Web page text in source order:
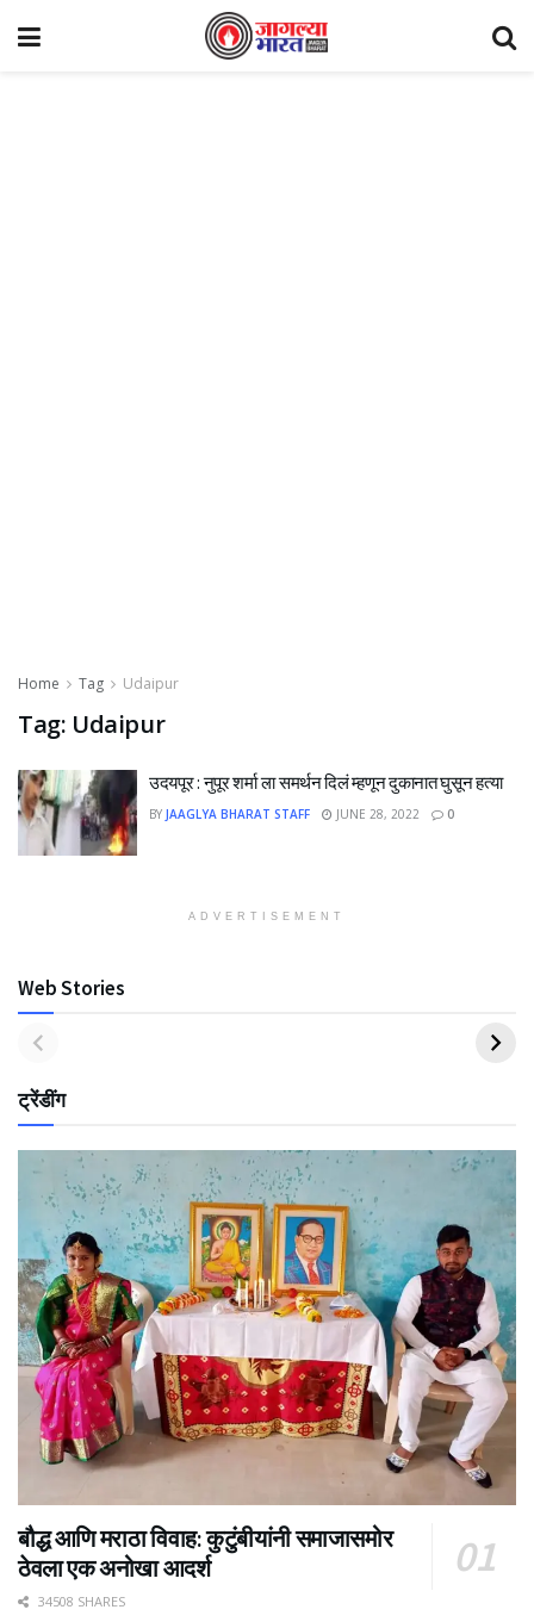
Home Tag Udaipur
Tag: Udaipur
उदयपूर : नुपूर शर्मा ला समर्थन दिलं म्हणून दुकानात घुसून हत्या
BY JAAGLYA BHARAT STAFF JUNE 28, 2022 0
ADVERTISEMENT
Web Stories
ट्रेंडींग
बौद्ध आणि मराठा विवाह: कुटुंबीयांनी समाजासमोर
ठेवला एक अनोखा आदर्श
34508 SHARES